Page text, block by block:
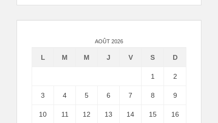
AOÛT 2026
L M M J V S D
1 2
3 4 5 6 7 8 9
10 11 12 13 14 15 16